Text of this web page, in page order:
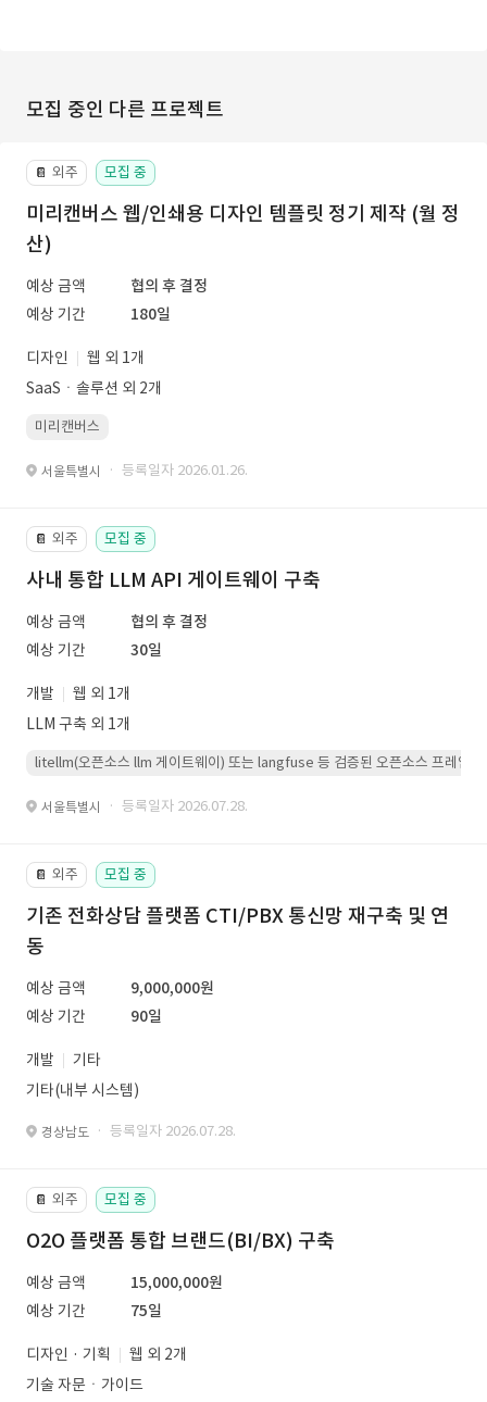
모집 중인 다른 프로젝트
📔 외주 모집 중
미리캔버스 웹/인쇄용 디자인 템플릿 정기 제작 (월 정
산)
예상 금액
협의 후 결정
예상 기간
180일
디자인
웹 외 1개
SaaSㆍ솔루션 외 2개
미리캔버스
서울특별시 · 등록일자 2026.01.26.
📔 외주 모집 중
사내 통합 LLM API 게이트웨이 구축
예상 금액
협의 후 결정
예상 기간
30일
개발
웹 외 1개
LLM 구축 외 1개
litellm(오픈소스 llm 게이트웨이) 또는 langfuse 등 검증된 오픈소스 프레임워
서울특별시 · 등록일자 2026.07.28.
📔 외주 모집 중
기존 전화상담 플랫폼 CTI/PBX 통신망 재구축 및 연
동
예상 금액
9,000,000원
예상 기간
90일
개발
기타
기타(내부 시스템)
경상남도 · 등록일자 2026.07.28.
📔 외주 모집 중
O2O 플랫폼 통합 브랜드(BI/BX) 구축
예상 금액
15,000,000원
예상 기간
75일
디자인 · 기획
웹 외 2개
기술 자문ㆍ가이드